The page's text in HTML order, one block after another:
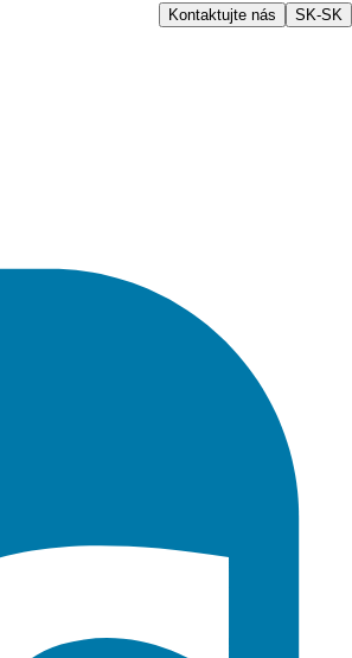
Kontaktujte nás SK-SK